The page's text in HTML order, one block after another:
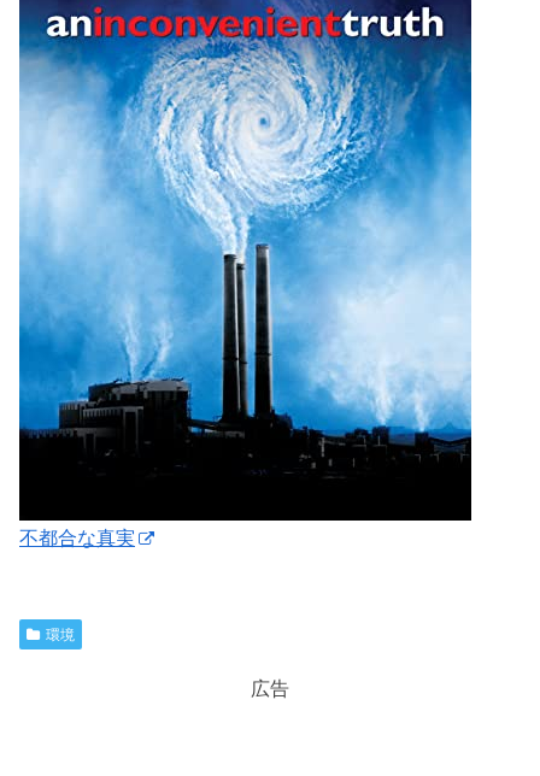
不都合な真実
環境
広告